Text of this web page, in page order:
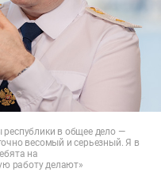
республики в общее дело —
весомый и серьезный. Я в
на
работу делают»